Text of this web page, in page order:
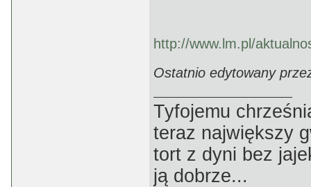
http://www.lm.pl/
Ostatnio edytowany
Tyfojemu
teraz największy
tort z dyni bez
ją dobrze...